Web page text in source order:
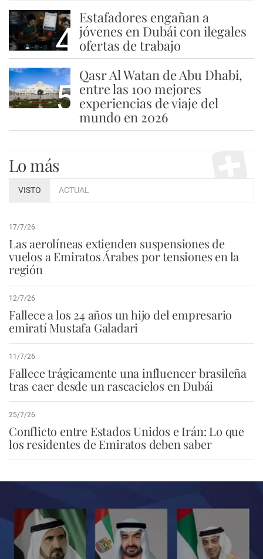
4
Estafadores engañan a
jóvenes en Dubái con ilegales
ofertas de trabajo
5
Qasr Al Watan de Abu Dhabi,
entre las 100 mejores
experiencias de viaje del
mundo en 2026
Lo más
VISTO ACTUAL
17/7/26
Las aerolíneas extienden suspensiones de
vuelos a Emiratos Árabes por tensiones en la
región
12/7/26
Fallece a los 24 años un hijo del empresario
emiratí Mustafa Galadari
11/7/26
Fallece trágicamente una influencer brasileña
tras caer desde un rascacielos en Dubái
25/7/26
Conflicto entre Estados Unidos e Irán: Lo que
los residentes de Emiratos deben saber